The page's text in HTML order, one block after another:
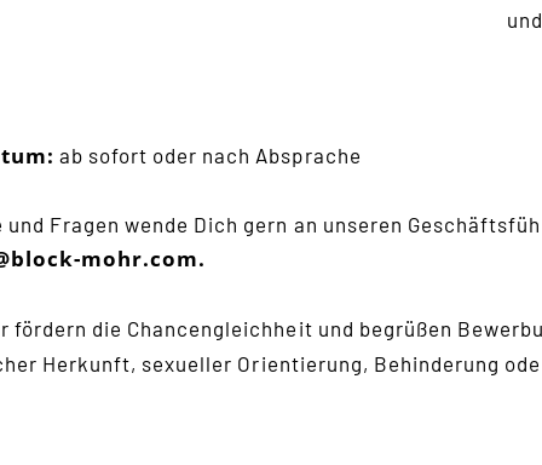
ab sofort oder nach Absprache
Fragen wende Dich gern an unseren
mohr.com.
fördern die Chancengleichheit und begrüßen
Herkunft, sexueller Orientierung, Behinderung